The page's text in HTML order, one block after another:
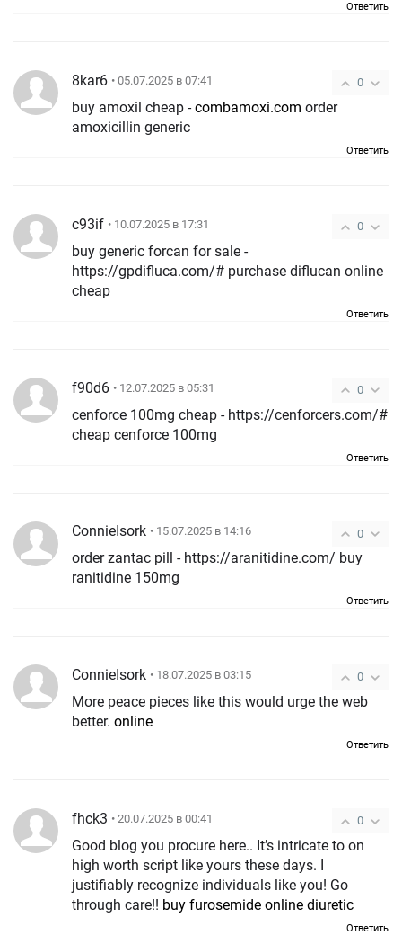
Ответить
0
8kar6 • 05.07.2025 в 07:41
buy amoxil cheap -combamoxi.com order
amoxicillin generic
Ответить
0
c93if • 10.07.2025 в 17:31
buy generic forcan for sale -
https://gpdifluca.com/# purchase diflucan online
cheap
Ответить
0
f90d6 • 12.07.2025 в 05:31
cenforce 100mg cheap - https://cenforcers.com/#
cheap cenforce 100mg
Ответить
0
ConnieIsork • 15.07.2025 в 14:16
order zantac pill - https://aranitidine.com/ buy
ranitidine 150mg
Ответить
0
ConnieIsork • 18.07.2025 в 03:15
More peace pieces like this would urge the web
better. online
Ответить
0
fhck3 • 20.07.2025 в 00:41
Good blog you procure here.. It’s intricate to on
high worth script like yours these days. I
justifiably recognize individuals like you! Go
through care!! buy furosemide online diuretic
Ответить